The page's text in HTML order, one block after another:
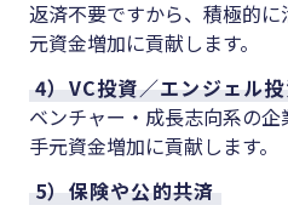
返済不要ですから、積極的
元資金増加に貢献します。
4）VC投資／エンジェル
ベンチャー・成長志向系の
手元資金増加に貢献します。
5）保険や公的共済